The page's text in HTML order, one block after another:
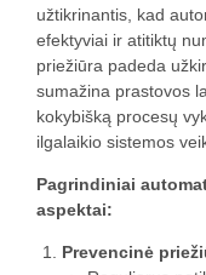
užtikrinantis, kad
efektyviai ir atitiktų
priežiūra padeda
sumažina prastovos
kokybišką procesų
ilgalaikio sistemos
Pagrindiniai
aspektai:
Prevencinė